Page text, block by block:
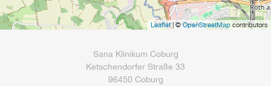
Leaflet| ©OpenStreetMap contributors
Sana Klinikum Coburg
Ketschendorfer Straße 33
96450 Coburg